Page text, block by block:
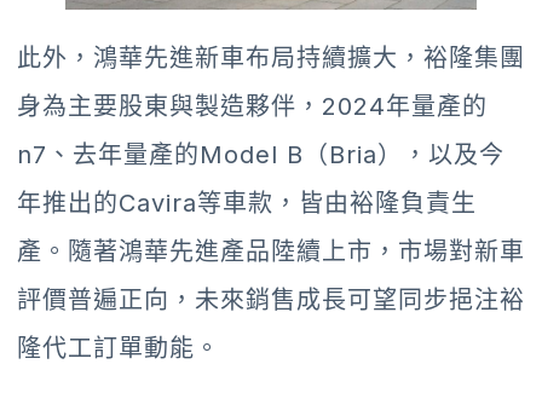
此外，鴻華先進新車布局持續擴大，裕隆集團
身為主要股東與製造夥伴，2024年量產的
n7、去年量產的Model B（Bria），以及今
年推出的Cavira等車款，皆由裕隆負責生
產。隨著鴻華先進產品陸續上市，市場對新車
評價普遍正向，未來銷售成長可望同步挹注裕
隆代工訂單動能。